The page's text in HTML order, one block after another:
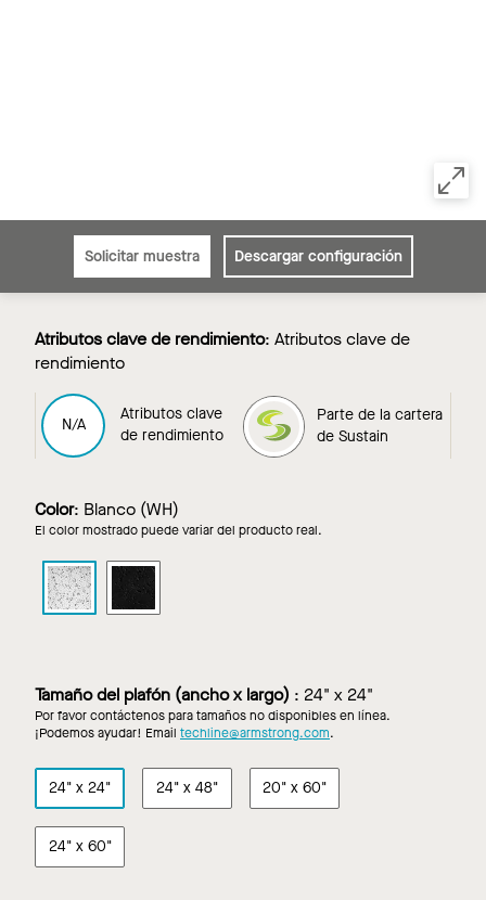
Solicitar muestra Descargar configuración
Atributos clave de rendimiento: Atributos clave de
rendimiento
N/A
Atributos clave
de rendimiento
Parte de la cartera
de Sustain
Parte de la cartera
de Sustain
Color: Blanco (WH)
El color mostrado puede variar del producto real.
CORTEGA
Blanco
Negro
Tamaño del plafón (ancho x largo) : 24" x 24"
Por favor contáctenos para tamaños no disponibles en línea.
¡Podemos ayudar! Email techline@armstrong.com.
24" x 24" 24" x 48" 20" x 60"
24" x 60"